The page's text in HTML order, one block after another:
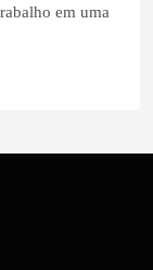
em uma